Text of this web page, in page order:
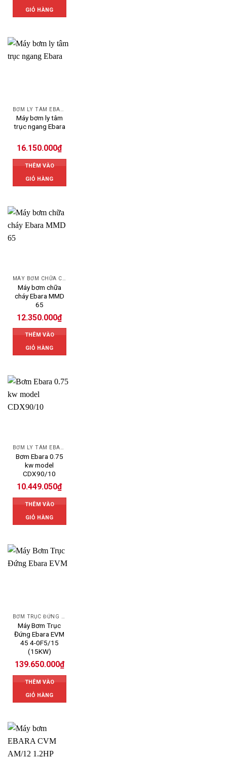
GIỎ HÀNG
Máy bơm ly tâm
trục ngang Ebara
16.150.000₫
THÊM VÀO
GIỎ HÀNG
Máy bơm chữa
cháy Ebara MMD
65
12.350.000₫
THÊM VÀO
GIỎ HÀNG
Bơm Ebara 0.75
kw model
CDX90/10
10.449.050₫
THÊM VÀO
GIỎ HÀNG
Máy Bơm Trục
Đứng Ebara EVM
45 4-0F5/15
(15KW)
139.650.000₫
THÊM VÀO
GIỎ HÀNG